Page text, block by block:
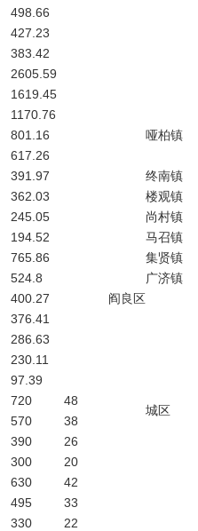
498.66
427.23
383.42
2605.59
1619.45
1170.76
哑柏镇
801.16
617.26
391.97
终南镇
362.03
楼观镇
245.05
尚村镇
194.52
马召镇
765.86
集贤镇
524.8
广济镇
400.27 阎良区
城区
376.41
286.63
230.11
97.39
720
48
570
38
390
26
300
20
630
42
495
33
330
22